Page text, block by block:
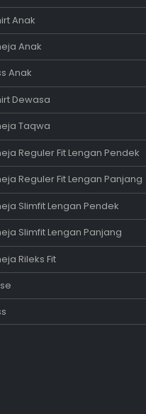
Anak
Anak
Anak
Dewasa
Taqwa
Reguler Fit Lengan Pendek
Reguler Fit Lengan Panjang
Slimfit Lengan Pendek
Slimfit Lengan Panjang
Rileks Fit